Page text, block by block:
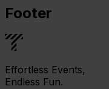
Footer
Effortless Events,
Endless Fun.